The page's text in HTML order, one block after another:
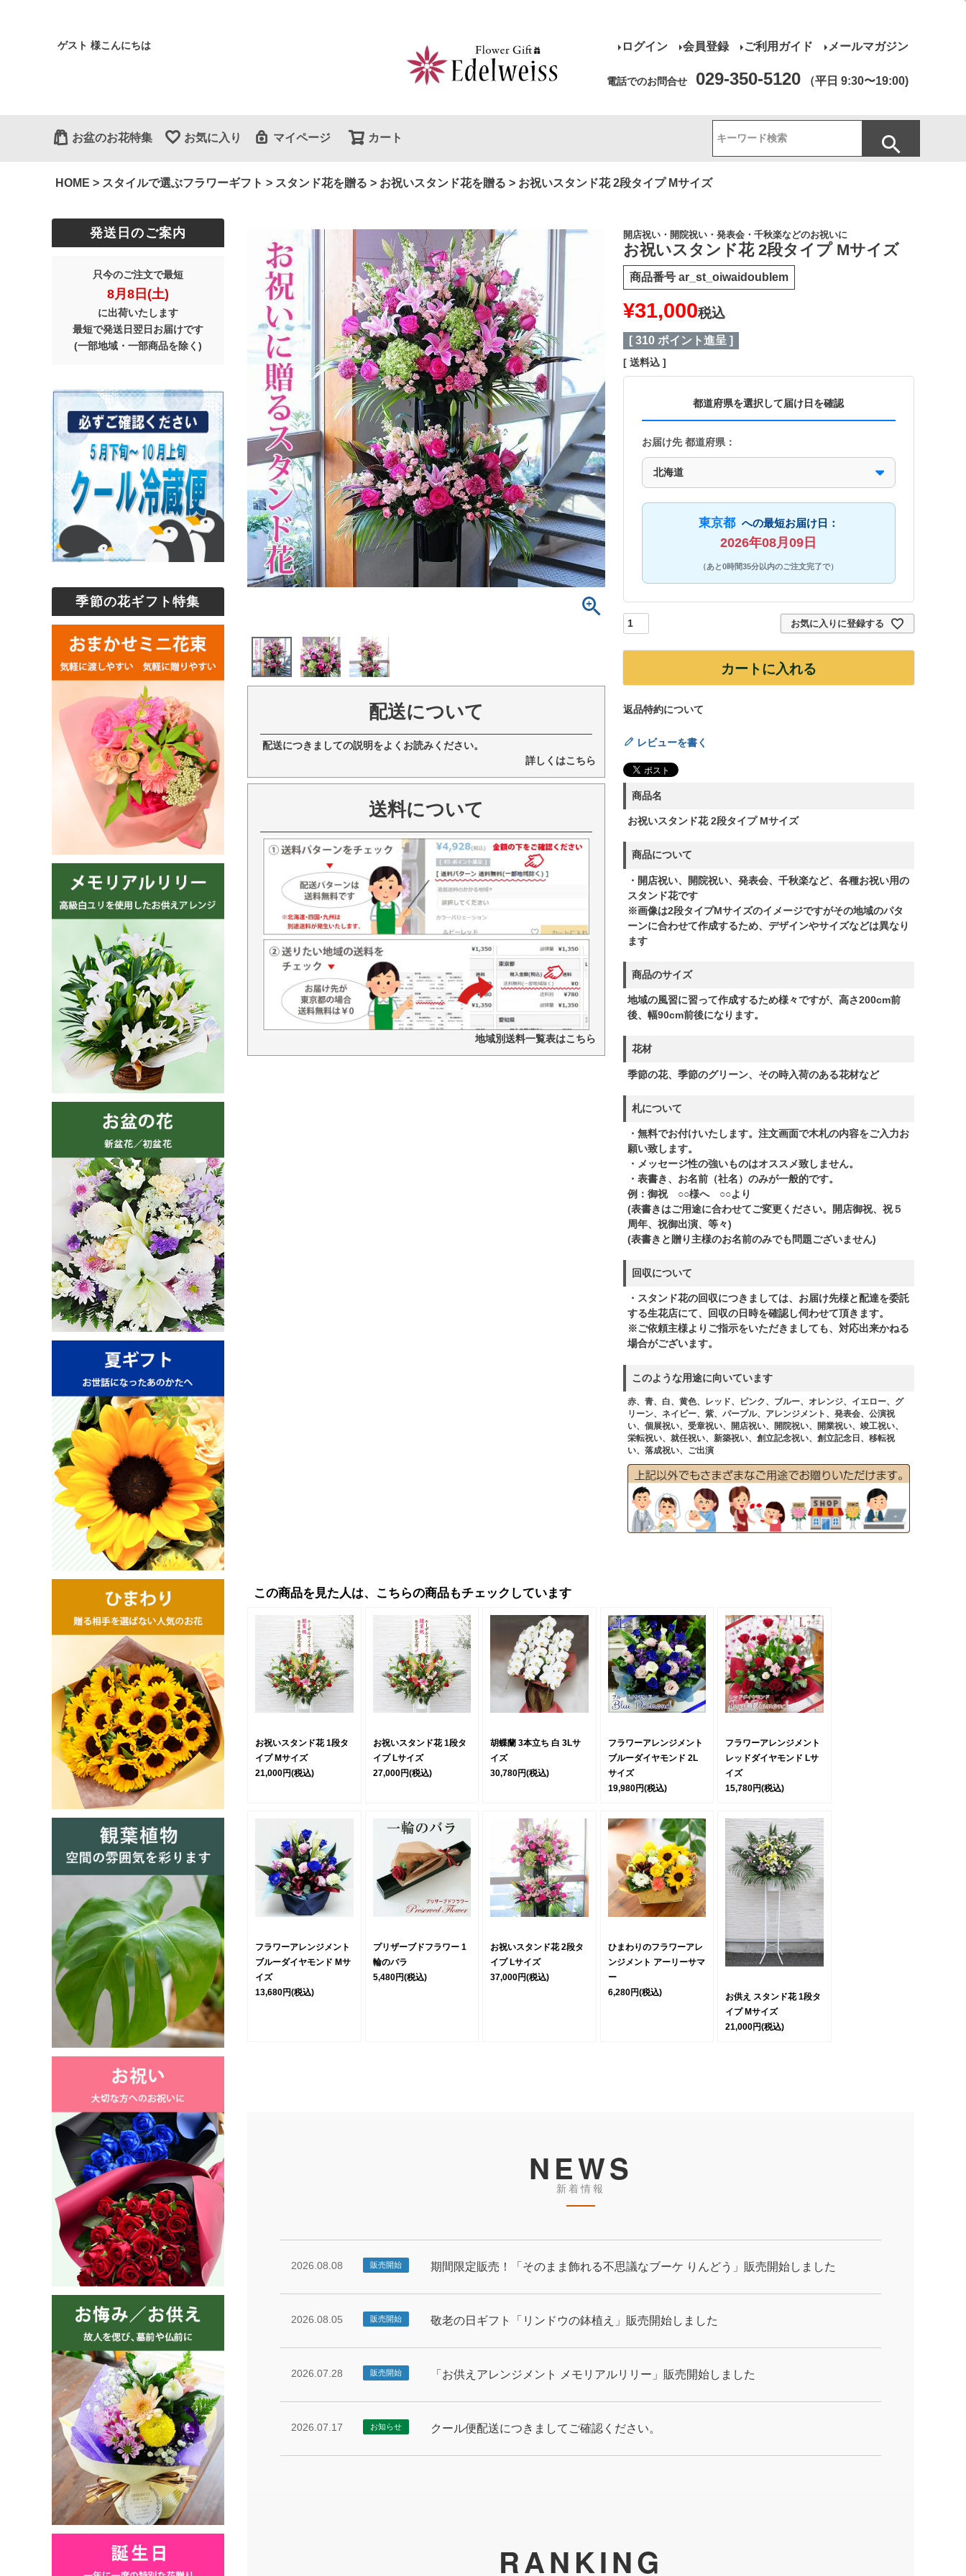
ゲスト 様こんにちは ログイン 会員登録 ご利用ガイド メールマガジン
電話でのお問合せ 029-350-5120 （平日 9:30〜19:00)
お盆のお花特集 お気に入り マイページ カート
HOME スタイルで選ぶフラワーギフト スタンド花を贈る お祝いスタンド花を贈る お祝いスタンド花 2段タイプ Mサイズ
発送日のご案内
只今のご注文で最短
8月8日(土)
に出荷いたします
最短で発送日翌日お届けです
(一部地域・一部商品を除く)
季節の花ギフト特集
配送について
配送につきましての説明をよくお読みください。
詳しくはこちら
送料について
地域別送料一覧表はこちら
開店祝い・開院祝い・発表会・千秋楽などのお祝いに
お祝いスタンド花 2段タイプ Mサイズ
商品番号 ar_st_oiwaidoublem
¥31,000税込
[ 310 ポイント進呈 ]
送料込
都道府県を選択して届け日を確認
お届け先 都道府県：
東京都 への最短お届け日：
2026年08月09日
（あと0時間35分以内のご注文完了で）
お気に入りに登録する
カートに入れる
返品特約について
レビューを書く
商品名
お祝いスタンド花 2段タイプ Mサイズ
商品について
・開店祝い、開院祝い、発表会、千秋楽など、各種お祝い用の
スタンド花です
※画像は2段タイプMサイズのイメージですがその地域のパタ
ーンに合わせて作成するため、デザインやサイズなどは異なり
ます
商品のサイズ
地域の風習に習って作成するため様々ですが、高さ200cm前
後、幅90cm前後になります。
花材
季節の花、季節のグリーン、その時入荷のある花材など
札について
・無料でお付けいたします。注文画面で木札の内容をご入力お
願い致します。
・メッセージ性の強いものはオススメ致しません。
・表書き、お名前（社名）のみが一般的です。
例：御祝 ○○様へ ○○より
(表書きはご用途に合わせてご変更ください。開店御祝、祝５
周年、祝御出演、等々)
(表書きと贈り主様のお名前のみでも問題ございません)
回収について
・スタンド花の回収につきましては、お届け先様と配達を委託
する生花店にて、回収の日時を確認し伺わせて頂きます。
※ご依頼主様よりご指示をいただきましても、対応出来かねる
場合がございます。
このような用途に向いています
赤、青、白、黄色、レッド、ピンク、ブルー、オレンジ、イエロー、グ
リーン、ネイビー、紫、パープル、アレンジメント、発表会、公演祝
い、個展祝い、受章祝い、開店祝い、開院祝い、開業祝い、竣工祝い、
栄転祝い、就任祝い、新築祝い、創立記念祝い、創立記念日、移転祝
い、落成祝い、ご出演
この商品を見た人は、こちらの商品もチェックしています
お祝いスタンド花 1段タ
イプ Mサイズ
21,000円(税込)
お祝いスタンド花 1段タ
イプ Lサイズ
27,000円(税込)
胡蝶蘭 3本立ち 白 3Lサ
イズ
30,780円(税込)
フラワーアレンジメント
ブルーダイヤモンド 2L
サイズ
19,980円(税込)
フラワーアレンジメント
レッドダイヤモンド Lサ
イズ
15,780円(税込)
フラワーアレンジメント
ブルーダイヤモンド Mサ
イズ
13,680円(税込)
プリザーブドフラワー 1
輪のバラ
5,480円(税込)
お祝いスタンド花 2段タ
イプ Lサイズ
37,000円(税込)
ひまわりのフラワーアレ
ンジメント アーリーサマ
ー
6,280円(税込)
お供え スタンド花 1段タ
イプ Mサイズ
21,000円(税込)